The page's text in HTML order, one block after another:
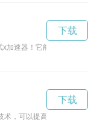
加速器！它能帮助您瞬间提
下载
术，可以提高用户在社交网
下载